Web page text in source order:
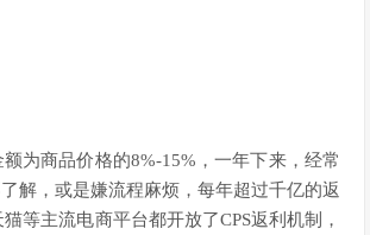
为商品价格的8%-15%，一年下来，经常
解，或是嫌流程麻烦，每年超过千亿的返
等主流电商平台都开放了CPS返利机制，